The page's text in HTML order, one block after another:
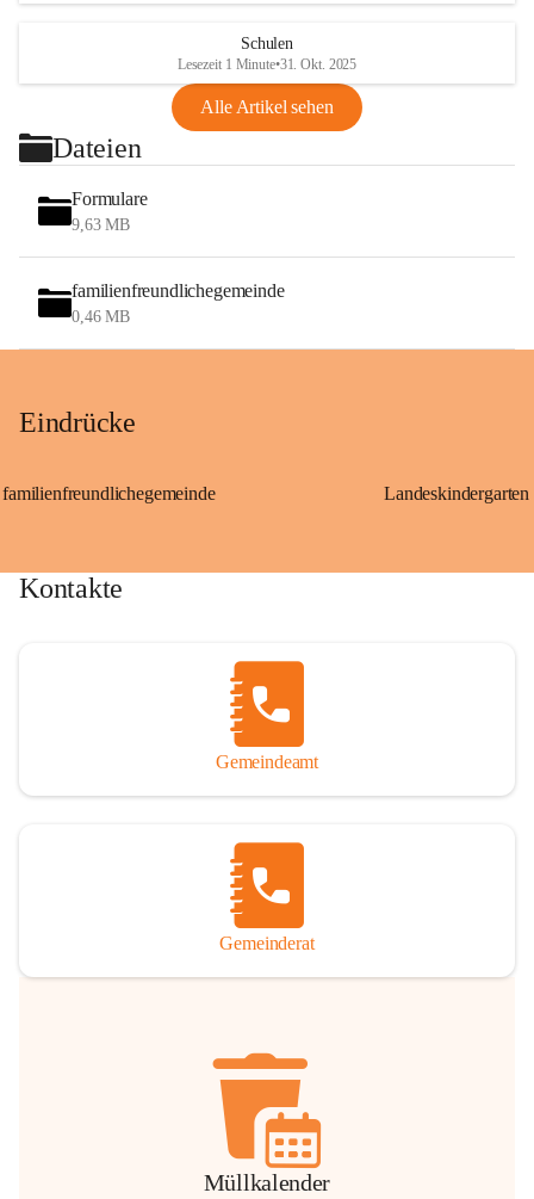
Schulen
Lesezeit 1 Minute•31. Okt. 2025
Alle Artikel sehen
Dateien
Formulare
9,63 MB
familienfreundlichegemeinde
0,46 MB
Eindrücke
familienfreundlichegemeinde
Kontakte
Gemeindeamt
Gemeinderat
Müllkalender